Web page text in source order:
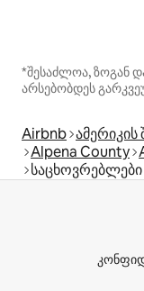
*შესაძლოა, ზოგან
არსებობდეს
Airbnb
Alpena County